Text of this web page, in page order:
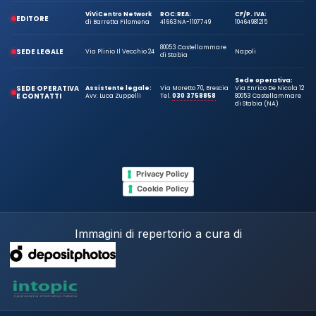
EDITORE
ViViCentro Network
di Barretta Filomena
ROC:
41663
REA:
NA-1107749
CF/P. IVA:
10464981215
SEDE LEGALE Via Plinio Il Vecchio 24
80053 Castellammare
di Stabia
Napoli
SEDE OPERATIVA
E CONTATTI
Assistente legale:
Avv. Luca Zuppelli
Via Moretto 70, Brescia
Tel.030 3758858
Sede operativa:
Via Enrico De Nicola 12
80053 Castellammare
di Stabia (NA)
Privacy Policy
Cookie Policy
Immagini di repertorio a cura di